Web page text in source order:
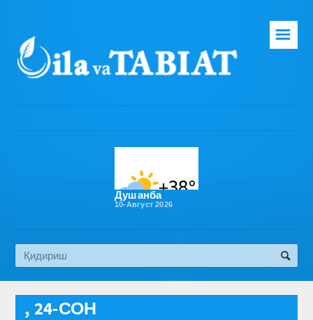
Бош саҳифа
Эко медиа
☰
Душанба
10-Август 2026
, 24-СОН